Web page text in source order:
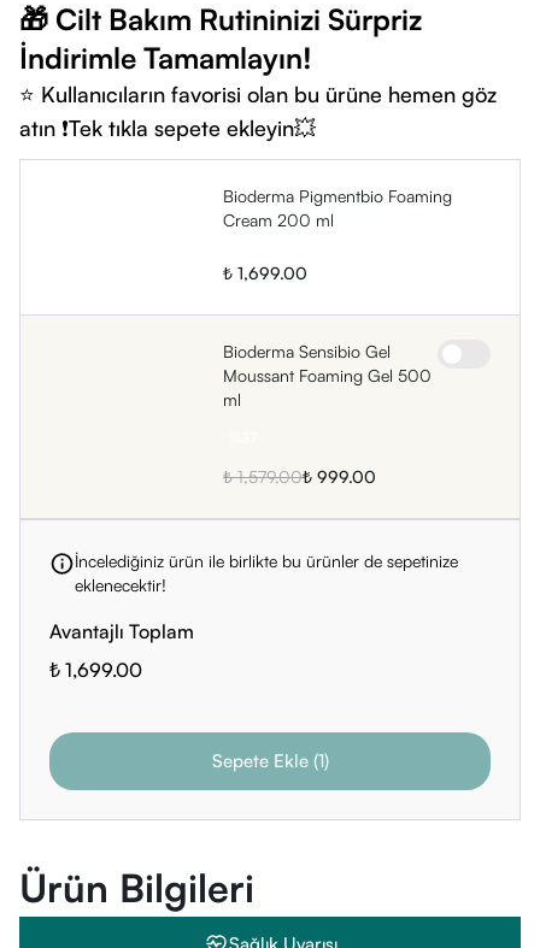
🎁 Cilt Bakım Rutininizi Sürpriz
İndirimle Tamamlayın!
⭐ Kullanıcıların favorisi olan bu ürüne hemen göz
atın ❗Tek tıkla sepete ekleyin💥
Bioderma Pigmentbio Foaming
Cream 200 ml
₺ 1,699.00
Bioderma Sensibio Gel
Moussant Foaming Gel 500
ml
₺ 1,579.00₺ 999.00
İncelediğiniz ürün ile birlikte bu ürünler de sepetinize
eklenecektir!
Avantajlı Toplam
₺ 1,699.00
Sepete Ekle(1)
Ürün Bilgileri